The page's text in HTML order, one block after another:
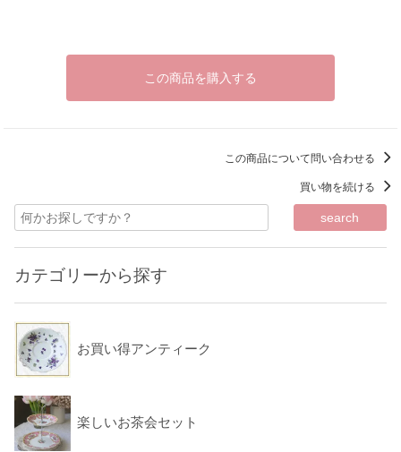
この商品を購入する
この商品について問い合わせる
買い物を続ける
カテゴリーから探す
お買い得アンティーク
楽しいお茶会セット